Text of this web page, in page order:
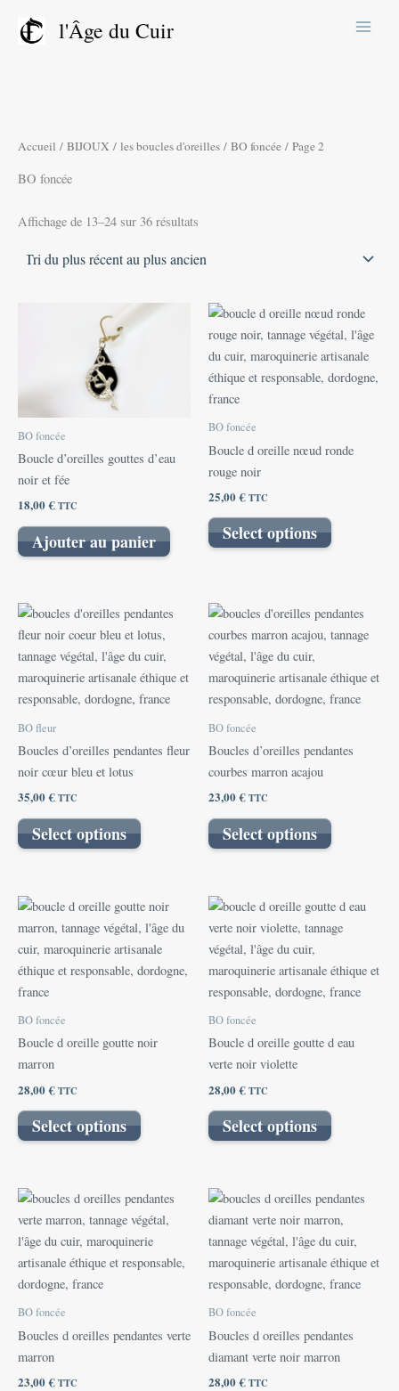
l'Âge du Cuir
Accueil / BIJOUX / les boucles d'oreilles / BO foncée / Page 2
BO foncée
Affichage de 13–24 sur 36 résultats
BO foncée
Boucle d’oreilles gouttes d’eau
noir et fée
18,00€TTC
Ajouter au panier
BO foncée
Boucle d oreille nœud ronde
rouge noir
25,00€TTC
Select options
BO fleur
Boucles d’oreilles pendantes fleur
noir cœur bleu et lotus
35,00€TTC
Select options
BO foncée
Boucles d’oreilles pendantes
courbes marron acajou
23,00€TTC
Select options
BO foncée
Boucle d oreille goutte noir
marron
28,00€TTC
Select options
BO foncée
Boucle d oreille goutte d eau
verte noir violette
28,00€TTC
Select options
BO foncée
Boucles d oreilles pendantes verte
marron
23,00€TTC
BO foncée
Boucles d oreilles pendantes
diamant verte noir marron
28,00€TTC